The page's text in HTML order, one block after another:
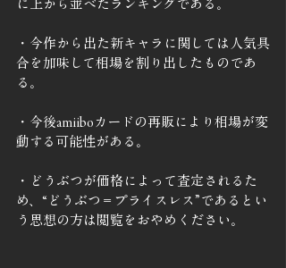
に上から並べたランキングである。
・今作から出た新キャラに関しては人気具
合を加味して相場を割り出したものであ
る。
・今後amiiboカードの再販により相場が変
動する可能性がある。
・どうぶつが価格によって査定されるた
め、“どうぶつ＝プライスレス”であるとい
う思想の方は閲覧をおやめください。